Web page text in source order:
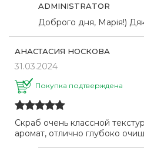
ADMINISTRATOR
Доброго дня, Марія!)
АНАСТАСИЯ НОСКОВА
31.03.2024
Покупка подтверждена
Скраб очень классной
аромат, отлично глубоко